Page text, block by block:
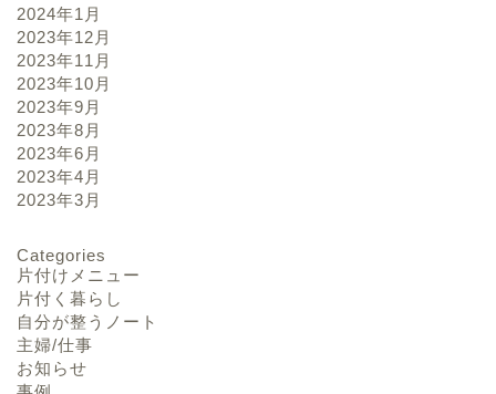
2024年1月
2023年12月
2023年11月
2023年10月
2023年9月
2023年8月
2023年6月
2023年4月
2023年3月
Categories
片付けメニュー
片付く暮らし
自分が整うノート
主婦/仕事
お知らせ